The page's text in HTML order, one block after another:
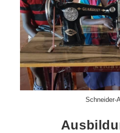
Schneider-